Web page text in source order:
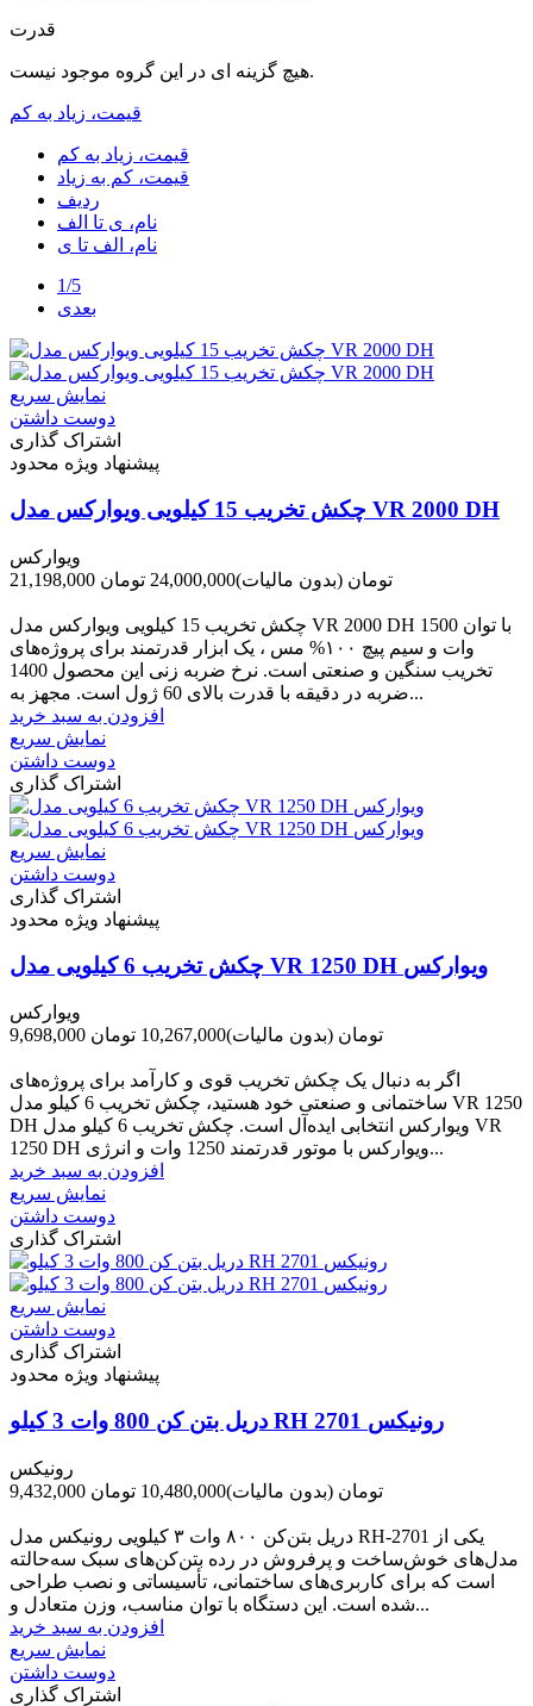
قدرت
هیچ گزینه ای در این گروه موجود نیست.
قیمت، زیاد به کم
قیمت، زیاد به کم
قیمت، کم به زیاد
ردیف
نام، ی تا الف
نام، الف تا ی
1/5
بعدی
نمایش سریع
دوست داشتن
اشتراک گذاری
پیشنهاد ویژه محدود
چکش تخریب 15 کیلویی ویوارکس مدل VR 2000 DH
ویوارکس
21,198,000 تومان (بدون مالیات)24,000,000 تومان
چکش تخریب 15 کیلویی ویوارکس مدل VR 2000 DH با توان 1500
وات و سیم پیچ ۱۰۰% مس ، یک ابزار قدرتمند برای پروژه‌های
تخریب سنگین و صنعتی است. نرخ ضربه زنی این محصول 1400
ضربه در دقیقه با قدرت بالای 60 ژول است. مجهز به...
افزودن به سبد خرید
نمایش سریع
دوست داشتن
اشتراک گذاری
نمایش سریع
دوست داشتن
اشتراک گذاری
پیشنهاد ویژه محدود
چکش تخریب 6 کیلویی مدل VR 1250 DH ویوارکس
ویوارکس
9,698,000 تومان (بدون مالیات)10,267,000 تومان
اگر به دنبال یک چکش تخریب قوی و کارآمد برای پروژه‌های
ساختمانی و صنعتی خود هستید، چکش تخریب 6 کیلو مدل VR 1250
DH ویوارکس انتخابی ایده‌آل است. چکش تخریب 6 کیلو مدل VR
1250 DH ویوارکس با موتور قدرتمند 1250 وات و انرژی...
افزودن به سبد خرید
نمایش سریع
دوست داشتن
اشتراک گذاری
نمایش سریع
دوست داشتن
اشتراک گذاری
پیشنهاد ویژه محدود
دریل بتن کن 800 وات 3 کیلو RH 2701 رونیکس
رونیکس
9,432,000 تومان (بدون مالیات)10,480,000 تومان
دریل بتن‌کن ۸۰۰ وات ۳ کیلویی رونیکس مدل RH‑2701 یکی از
مدل‌های خوش‌ساخت و پرفروش در رده بتن‌کن‌های سبک سه‌حالته
است که برای کاربری‌های ساختمانی، تأسیساتی و نصب طراحی
شده است. این دستگاه با توان مناسب، وزن متعادل و...
افزودن به سبد خرید
نمایش سریع
دوست داشتن
اشتراک گذاری